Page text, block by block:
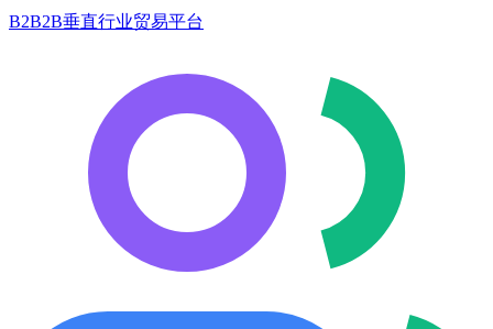
B2B2B垂直行业贸易平台